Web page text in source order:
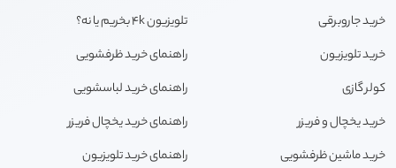
خرید جاروبرقی
خرید تلویزیون
کولر گازی
خرید یخچال و فریزر
خرید ماشین ظرفشویی
تلویزیون 4k بخریم یا نه؟
راهنمای خرید ظرفشویی
راهنمای خرید لباسشویی
راهنمای خرید یخچال فریزر
راهنمای خرید تلویزیون